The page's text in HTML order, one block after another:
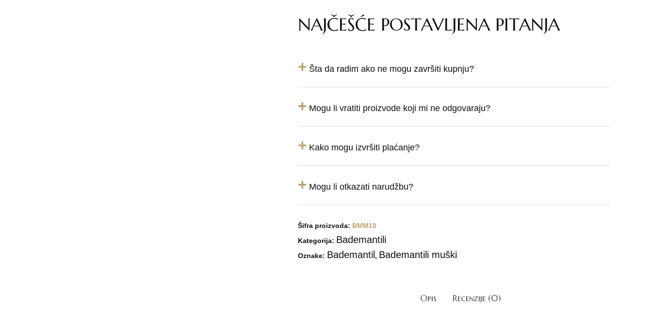
NAJČEŠĆE POSTAVLJENA PITANJA
+ Šta da radim ako ne mogu završiti kupnju?
+ Mogu li vratiti proizvode koji mi ne odgovaraju?
+ Kako mogu izvršiti plaćanje?
+ Mogu li otkazati narudžbu?
Šifra proizvoda: BMM10
Kategorija: Bademantili
Oznake: Bademantil , Bademantili muški
Opis Recenzije (0)